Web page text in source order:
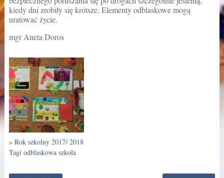
kiedy dni zrobiły się krótsze. Elementy odblaskowe mogą
uratować życie.
mgr Aneta Doros
» Rok szkolny 2017/ 2018
Tagi odblaskowa szkoła